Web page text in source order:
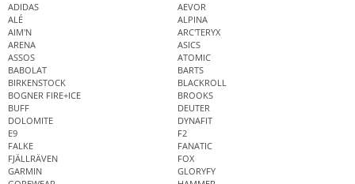
ADIDAS
AEVOR
ALÉ
ALPINA
AIM'N
ARC'TERYX
ARENA
ASICS
ASSOS
ATOMIC
BABOLAT
BARTS
BIRKENSTOCK
BLACKROLL
BOGNER FIRE+ICE
BROOKS
BUFF
DEUTER
DOLOMITE
DYNAFIT
E9
F2
FALKE
FANATIC
FJÄLLRÄVEN
FOX
GARMIN
GLORYFY